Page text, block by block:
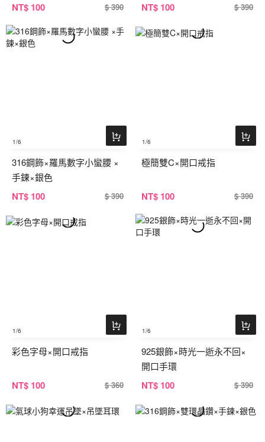
NT$ 100 $ 390 NT$ 100 $ 390
1/6
316鋼飾×羅馬數字小蠻腰 ×
手鍊×銀色
NT$ 100 $ 390
1/6
極簡雙C×開口戒指
NT$ 100 $ 390
1/6
彩色字母×開口戒指
NT$ 100 $ 360
1/6
925銀飾×時光一逝永不回×
開口手環
NT$ 100 $ 390